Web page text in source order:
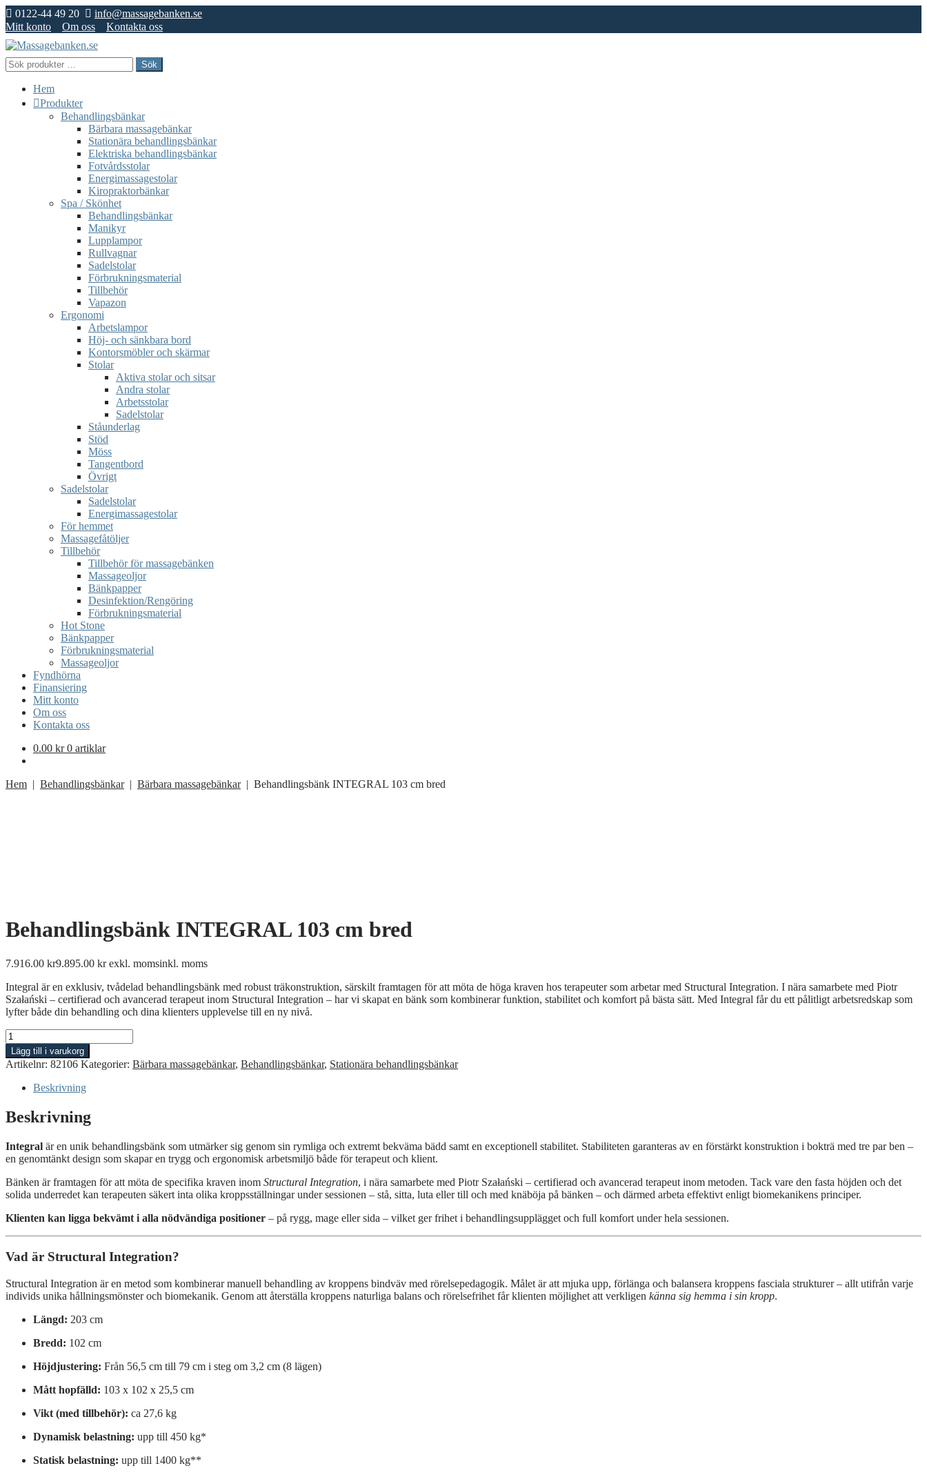
0122-44 49 20
info@massagebanken.se
Mitt konto
Om oss
Kontakta oss
Hoppa
till
navigering
Hoppa
till
innehåll
Sök
efter:
Sök
Hem
Produkter
Behandlingsbänkar
Bärbara massagebänkar
Stationära behandlingsbänkar
Elektriska behandlingsbänkar
Fotvårdsstolar
Energimassagestolar
Kiropraktorbänkar
Spa / Skönhet
Behandlingsbänkar
Manikyr
Lupplampor
Rullvagnar
Sadelstolar
Förbrukningsmaterial
Tillbehör
Vapazon
Ergonomi
Arbetslampor
Höj- och sänkbara bord
Kontorsmöbler och skärmar
Stolar
Aktiva stolar och sitsar
Andra stolar
Arbetsstolar
Sadelstolar
Ståunderlag
Stöd
Möss
Tangentbord
Övrigt
Sadelstolar
Sadelstolar
Energimassagestolar
För hemmet
Massagefåtöljer
Tillbehör
Tillbehör för massagebänken
Massageoljor
Bänkpapper
Desinfektion/Rengöring
Förbrukningsmaterial
Hot Stone
Bänkpapper
Förbrukningsmaterial
Massageoljor
Fyndhörna
Finansiering
Mitt konto
Om oss
Kontakta oss
0.00 kr 0 artiklar
Hem | Behandlingsbänkar| Bärbara massagebänkar| Behandlingsbänk INTEGRAL 103 cm bred
Behandlingsbänk INTEGRAL 103 cm bred
7.916.00 kr9.895.00 kr exkl. momsinkl. moms
Integral är en exklusiv, tvådelad behandlingsbänk med robust träkonstruktion, särskilt framtagen för att möta de höga kraven hos terapeuter som arbetar med Structural Integration. I nära samarbete med Piotr
Szałański – certifierad och avancerad terapeut inom Structural Integration – har vi skapat en bänk som kombinerar funktion, stabilitet och komfort på bästa sätt. Med Integral får du ett pålitligt arbetsredskap som
lyfter både din behandling och dina klienters upplevelse till en ny nivå.
Behandlingsbänk
INTEGRAL
103
cm
bred
mängd
Lägg till i varukorg
Artikelnr: 82106 Kategorier: Bärbara massagebänkar, Behandlingsbänkar, Stationära behandlingsbänkar
Beskrivning
Beskrivning
Integral är en unik behandlingsbänk som utmärker sig genom sin rymliga och extremt bekväma bädd samt en exceptionell stabilitet. Stabiliteten garanteras av en förstärkt konstruktion i bokträ med tre par ben –
en genomtänkt design som skapar en trygg och ergonomisk arbetsmiljö både för terapeut och klient.
Bänken är framtagen för att möta de specifika kraven inom Structural Integration, i nära samarbete med Piotr Szałański – certifierad och avancerad terapeut inom metoden. Tack vare den fasta höjden och det
solida underredet kan terapeuten säkert inta olika kroppsställningar under sessionen – stå, sitta, luta eller till och med knäböja på bänken – och därmed arbeta effektivt enligt biomekanikens principer.
Klienten kan ligga bekvämt i alla nödvändiga positioner – på rygg, mage eller sida – vilket ger frihet i behandlingsupplägget och full komfort under hela sessionen.
Vad är Structural Integration?
Structural Integration är en metod som kombinerar manuell behandling av kroppens bindväv med rörelsepedagogik. Målet är att mjuka upp, förlänga och balansera kroppens fasciala strukturer – allt utifrån varje
individs unika hållningsmönster och biomekanik. Genom att återställa kroppens naturliga balans och rörelsefrihet får klienten möjlighet att verkligen känna sig hemma i sin kropp.
Längd: 203 cm
Bredd: 102 cm
Höjdjustering: Från 56,5 cm till 79 cm i steg om 3,2 cm (8 lägen)
Mått hopfälld: 103 x 102 x 25,5 cm
Vikt (med tillbehör): ca 27,6 kg
Dynamisk belastning: upp till 450 kg*
Statisk belastning: upp till 1400 kg**